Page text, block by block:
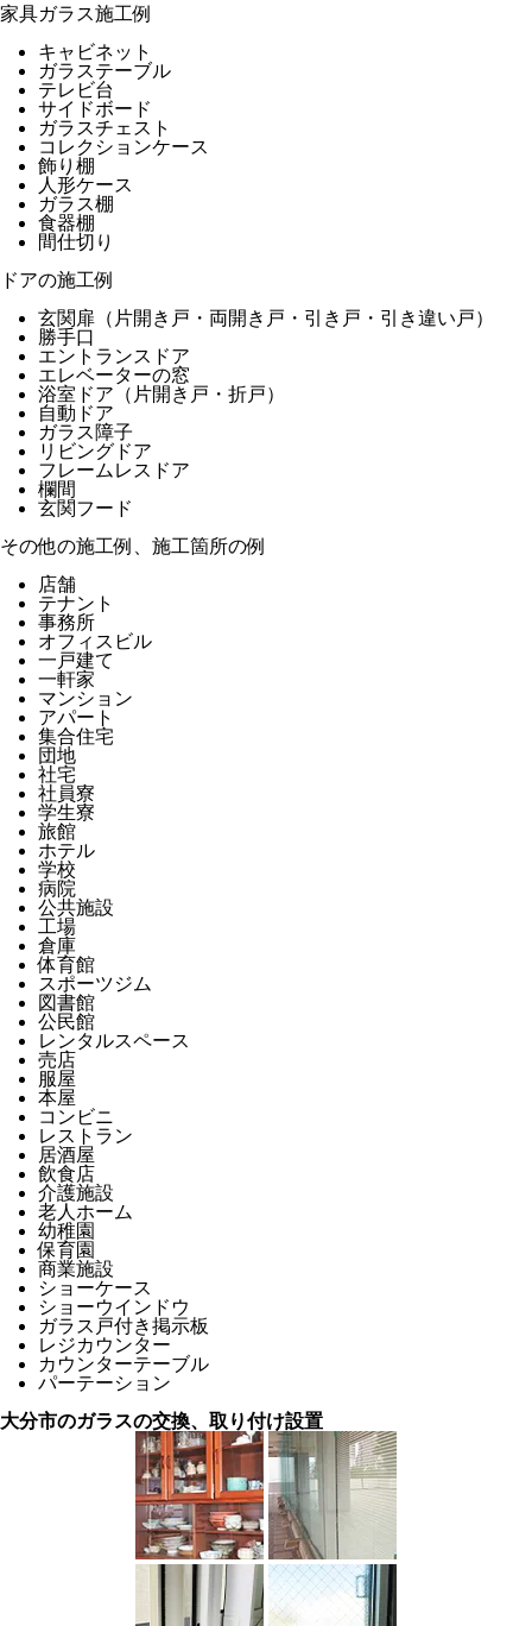
家具ガラス施工例
キャビネット
ガラステーブル
テレビ台
サイドボード
ガラスチェスト
コレクションケース
飾り棚
人形ケース
ガラス棚
食器棚
間仕切り
ドアの施工例
玄関扉（片開き戸・両開き戸・引き戸・引き違い戸）
勝手口
エントランスドア
エレベーターの窓
浴室ドア（片開き戸・折戸）
自動ドア
ガラス障子
リビングドア
フレームレスドア
欄間
玄関フード
その他の施工例、施工箇所の例
店舗
テナント
事務所
オフィスビル
一戸建て
一軒家
マンション
アパート
集合住宅
団地
社宅
社員寮
学生寮
旅館
ホテル
学校
病院
公共施設
工場
倉庫
体育館
スポーツジム
図書館
公民館
レンタルスペース
売店
服屋
本屋
コンビニ
レストラン
居酒屋
飲食店
介護施設
老人ホーム
幼稚園
保育園
商業施設
ショーケース
ショーウインドウ
ガラス戸付き掲示板
レジカウンター
カウンターテーブル
パーテーション
大分市のガラスの交換、取り付け設置